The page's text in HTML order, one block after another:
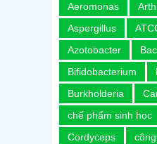
Aeromonas
Aspergillus
Azotobacter
Bifidobacterium
Burkholderia
chế phẩm sinh học
Cordyceps